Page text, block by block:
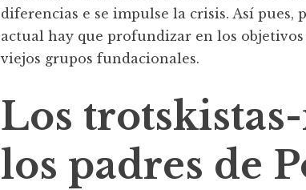
diferencias e se impulse la crisis. Así pues,
actual hay que profundizar en los
viejos grupos fundacionales.
Los
los padres de